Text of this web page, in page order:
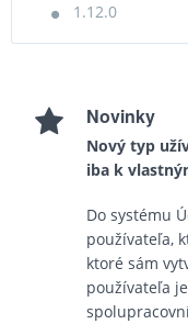
1.12.0
Novinky
Nový typ
iba k
Do systému
používateľa,
ktoré sám
používateľa